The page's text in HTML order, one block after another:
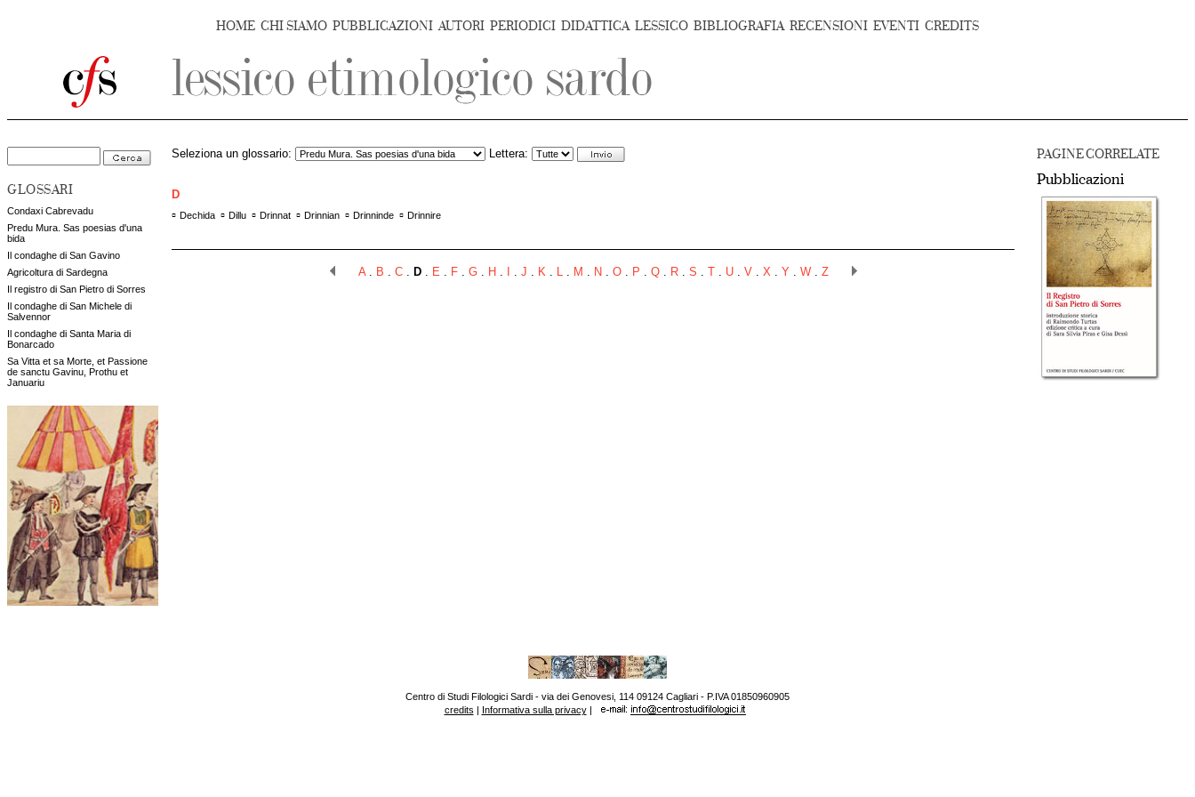
HOME CHI SIAMO PUBBLICAZIONI AUTORI PERIODICI DIDATTICA LESSICO BIBLIOGRAFIA RECENSIONI EVENTI CREDITS
GLOSSARI
Condaxi Cabrevadu
Predu Mura. Sas poesias d'una
bida
Il condaghe di San Gavino
Agricoltura di Sardegna
Il registro di San Pietro di Sorres
Il condaghe di San Michele di
Salvennor
Il condaghe di Santa Maria di
Bonarcado
Sa Vitta et sa Morte, et Passione
de sanctu Gavinu, Prothu et
Januariu
PAGINE CORRELATE
Pubblicazioni
Seleziona un glossario: Lettera:
D
▫ Dechida ▫ Dillu ▫ Drinnat ▫ Drinnian ▫ Drinninde ▫ Drinnire
A. B . C. D. E . F. G. H . . J . K. L. M . N . O. P . Q. R. S . . U. V . X. Y . W. Z
Centro di Studi Filologici Sardi - via dei Genovesi, 114 09124 Cagliari - P.IVA 01850960905
credits | Informativa sulla privacy|